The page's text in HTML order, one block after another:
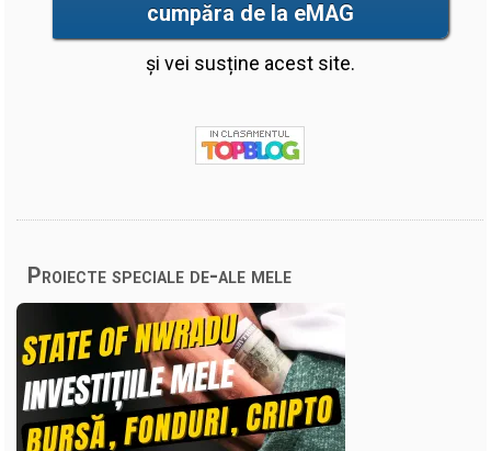
cumpăra de la eMAG
și vei susține acest site.
Proiecte speciale de-ale mele